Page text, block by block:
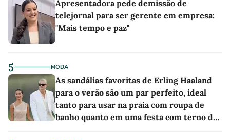
Apresentadora pede demissão de
telejornal para ser gerente em empresa:
"Mais tempo e paz"
5 MODA
As sandálias favoritas de Erling Haaland
para o verão são um par perfeito, ideal
tanto para usar na praia com roupa de
banho quanto em uma festa com terno de